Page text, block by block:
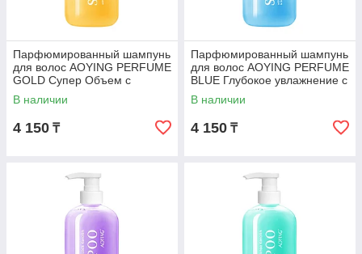
Парфюмированный шампунь
для волос AOYING PERFUME
GOLD Супер Объем с
Кератином, 500 мл
В наличии
4 150 ₸
Парфюмированный шампунь
для волос AOYING PERFUME
BLUE Глубокое увлажнение с
кератином, 500 мл
В наличии
4 150 ₸